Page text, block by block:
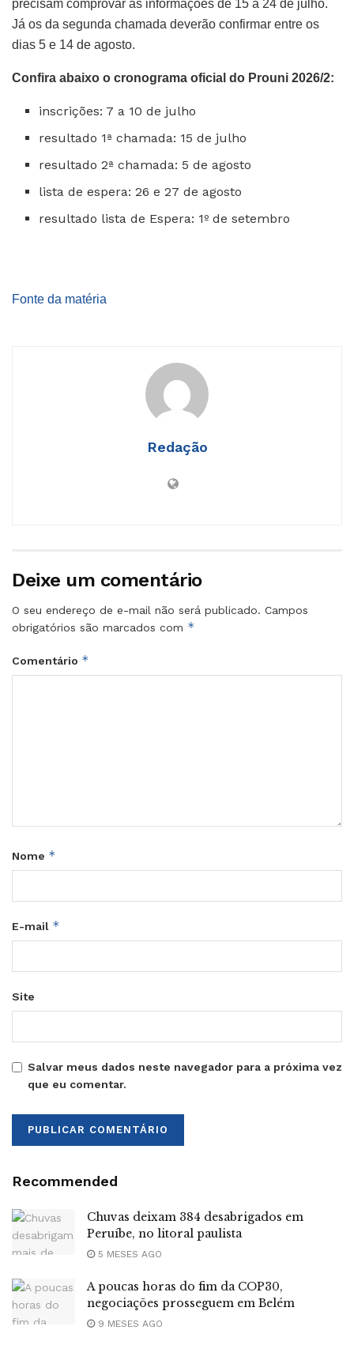
precisam comprovar as informações de 15 a 24 de julho.
Já os da segunda chamada deverão confirmar entre os
dias 5 e 14 de agosto.
Confira abaixo o cronograma oficial do Prouni 2026/2:
inscrições: 7 a 10 de julho
resultado 1ª chamada: 15 de julho
resultado 2ª chamada: 5 de agosto
lista de espera: 26 e 27 de agosto
resultado lista de Espera: 1º de setembro
Fonte da matéria
Redação
Deixe um comentário
O seu endereço de e-mail não será publicado. Campos
obrigatórios são marcados com *
Comentário *
Nome *
E-mail *
Site
Salvar meus dados neste navegador para a próxima vez
que eu comentar.
Recommended
Chuvas deixam 384 desabrigados em
Peruíbe, no litoral paulista
5 MESES AGO
A poucas horas do fim da COP30,
negociações prosseguem em Belém
9 MESES AGO